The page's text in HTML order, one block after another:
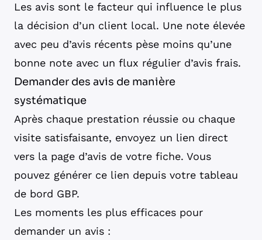
Les avis sont le facteur qui influence le plus
la décision d’un client local. Une note élevée
avec peu d’avis récents pèse moins qu’une
bonne note avec un flux régulier d’avis frais.
Demander des avis de manière
systématique
Après chaque prestation réussie ou chaque
visite satisfaisante, envoyez un lien direct
vers la page d’avis de votre fiche. Vous
pouvez générer ce lien depuis votre tableau
de bord GBP.
Les moments les plus efficaces pour
demander un avis :